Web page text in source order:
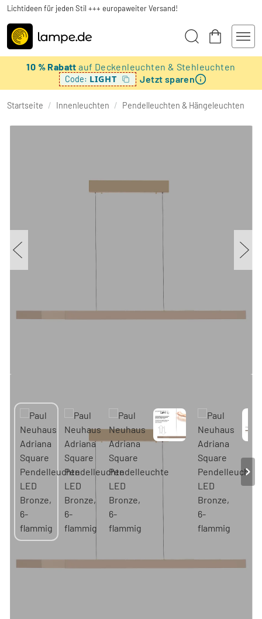
Lichtideen für jeden Stil +++ europaweiter Versand!
10 % Rabattauf Deckenleuchten & Stehleuchten
Code: LIGHT Jetzt sparen
Startseite / Innenleuchten / Pendelleuchten & Hängeleuchten